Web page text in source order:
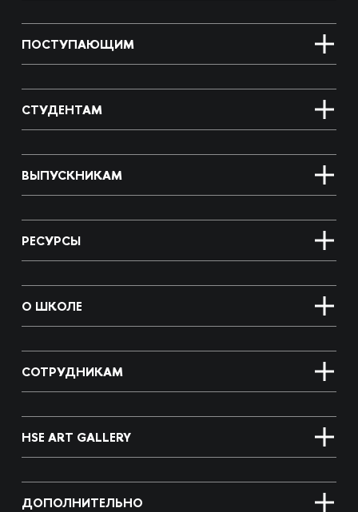
ПОСТУПАЮЩИМ
СТУДЕНТАМ
ВЫПУСКНИКАМ
РЕСУРСЫ
О ШКОЛЕ
СОТРУДНИКАМ
HSE ART GALLERY
ДОПОЛНИТЕЛЬНО